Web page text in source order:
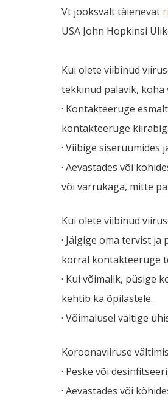
Vt jooksvalt täienevat
USA John Hopkinsi
Kui olete viibinud
tekkinud palavik, köha
· Kontakteeruge
kontakteeruge
· Viibige siseruumides
· Aevastades või
või varrukaga, mitte
Kui olete viibinud
· Jälgige oma tervist
korral kontakteeruge
· Kui võimalik, püsige
kehtib ka õpilastele.
· Võimalusel vältige
Koroonaviiruse
· Peske või
· Aevastades või